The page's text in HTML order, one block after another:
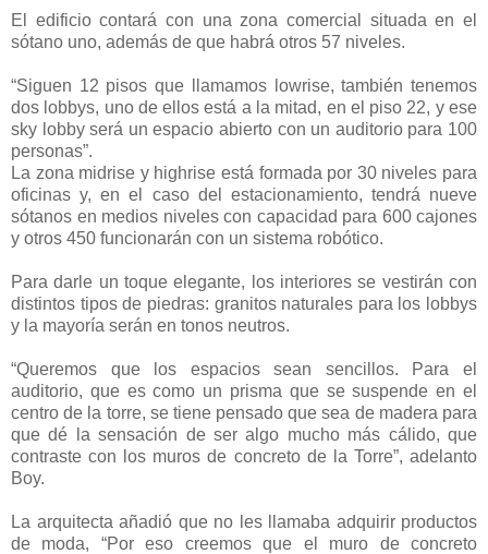
El edificio contará con una zona comercial situada en el
sótano uno, además de que habrá otros 57 niveles.
“Siguen 12 pisos que llamamos lowrise, también tenemos
dos lobbys, uno de ellos está a la mitad, en el piso 22, y ese
sky lobby será un espacio abierto con un auditorio para 100
personas”.
La zona midrise y highrise está formada por 30 niveles para
oficinas y, en el caso del estacionamiento, tendrá nueve
sótanos en medios niveles con capacidad para 600 cajones
y otros 450 funcionarán con un sistema robótico.
Para darle un toque elegante, los interiores se vestirán con
distintos tipos de piedras: granitos naturales para los lobbys
y la mayoría serán en tonos neutros.
“Queremos que los espacios sean sencillos. Para el
auditorio, que es como un prisma que se suspende en el
centro de la torre, se tiene pensado que sea de madera para
que dé la sensación de ser algo mucho más cálido, que
contraste con los muros de concreto de la Torre”, adelanto
Boy.
La arquitecta añadió que no les llamaba adquirir productos
de moda, “Por eso creemos que el muro de concreto